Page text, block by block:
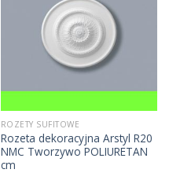
ROZETY SUFITOWE
Rozeta dekoracyjna Arstyl R20
NMC Tworzywo POLIURETAN
cm